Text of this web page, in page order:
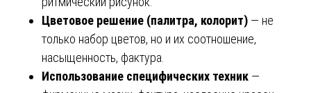
Цветовое решение (палитра, колорит) — не
только набор цветов, но и их соотношение,
насыщенность, фактура.
Использование специфических техник —